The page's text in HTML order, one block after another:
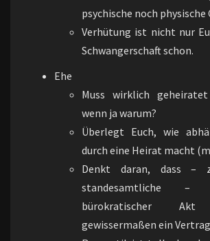
psychische noch physische
Verhütung ist nicht nur
Schwangerschaft schon.
Ehe
Muss wirklich
wenn ja warum?
Überlegt Euch, wie
durch eine Heirat macht
Denkt daran, dass –
standesamtliche
bürokratischer
gewissermaßen ein